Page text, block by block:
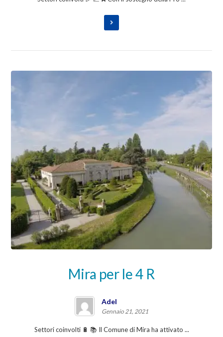
Mira per le 4 R
Adel
Gennaio 21, 2021
Settori coinvolti 🔋 📚 Il Comune di Mira ha attivato ...